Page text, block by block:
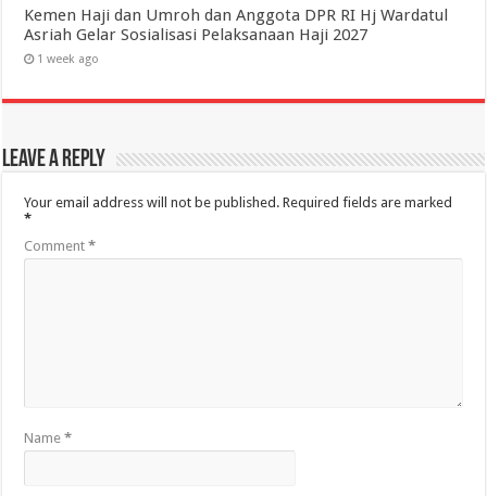
Kemen Haji dan Umroh dan Anggota DPR RI Hj Wardatul
Asriah Gelar Sosialisasi Pelaksanaan Haji 2027
1 week ago
Leave a Reply
Your email address will not be published. Required fields are marked
*
Comment*
Name*